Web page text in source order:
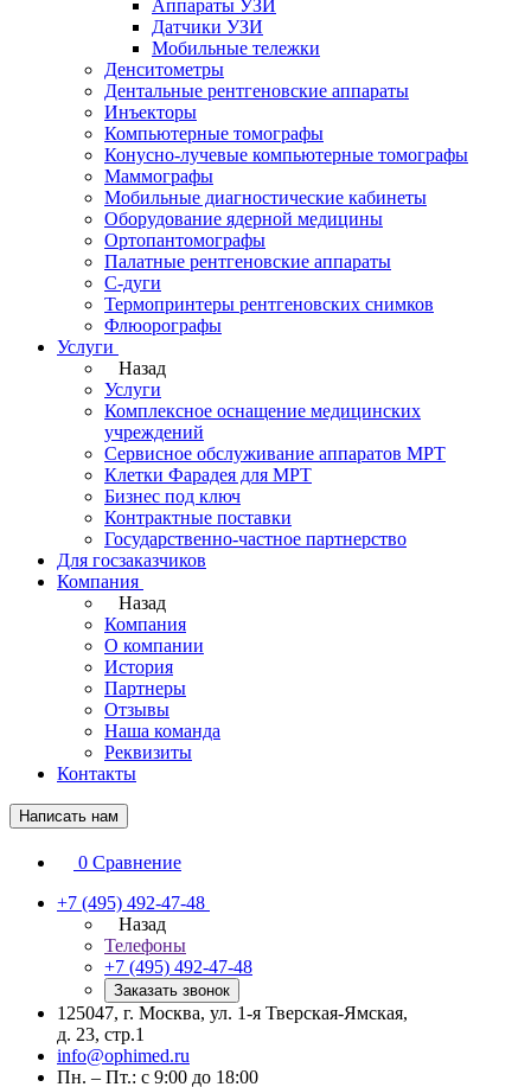
Аппараты УЗИ
Датчики УЗИ
Мобильные тележки
Денситометры
Дентальные рентгеновские аппараты
Инъекторы
Компьютерные томографы
Конусно-лучевые компьютерные томографы
Маммографы
Мобильные диагностические кабинеты
Оборудование ядерной медицины
Ортопантомографы
Палатные рентгеновские аппараты
С-дуги
Термопринтеры рентгеновских снимков
Флюорографы
Услуги
Назад
Услуги
Комплексное оснащение медицинских
учреждений
Сервисное обслуживание аппаратов МРТ
Клетки Фарадея для МРТ
Бизнес под ключ
Контрактные поставки
Государственно-частное партнерство
Для госзаказчиков
Компания
Назад
Компания
О компании
История
Партнеры
Отзывы
Наша команда
Реквизиты
Контакты
Написать нам
0 Сравнение
+7 (495) 492-47-48
Назад
Телефоны
+7 (495) 492-47-48
Заказать звонок
125047, г. Москва, ул. 1-я Тверская-Ямская,
д. 23, стр.1
info@ophimed.ru
Пн. – Пт.: с 9:00 до 18:00